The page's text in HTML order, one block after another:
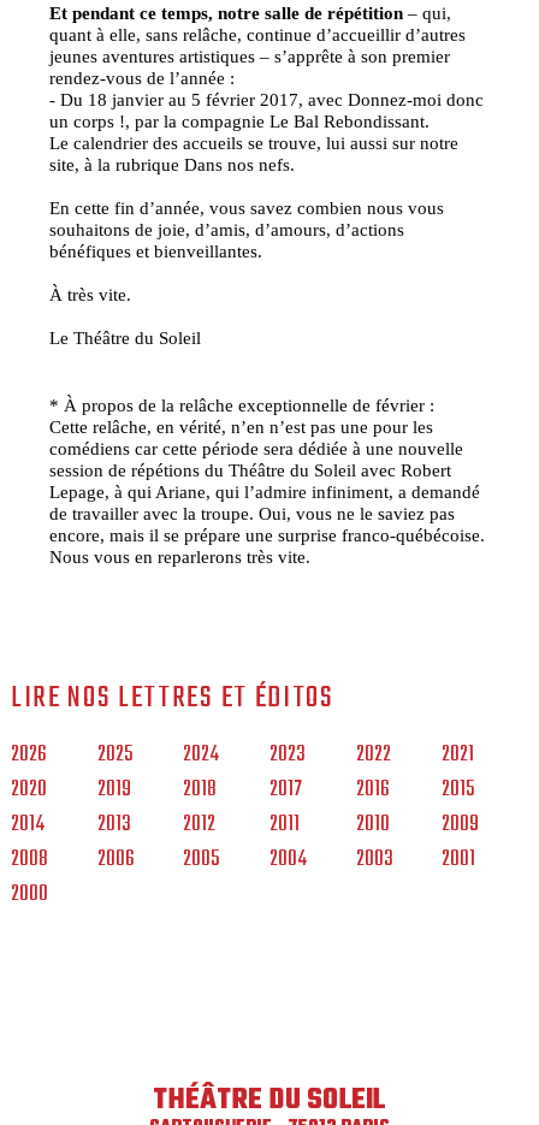
Et pendant ce temps, notre salle de répétition – qui,
quant à elle, sans relâche, continue d’accueillir d’autres
jeunes aventures artistiques – s’apprête à son premier
rendez-vous de l’année :
- Du 18 janvier au 5 février 2017, avec Donnez-moi donc
un corps !, par la compagnie Le Bal Rebondissant.
Le calendrier des accueils se trouve, lui aussi sur notre
site, à la rubrique Dans nos nefs.
En cette fin d’année, vous savez combien nous vous
souhaitons de joie, d’amis, d’amours, d’actions
bénéfiques et bienveillantes.
À très vite.
Le Théâtre du Soleil
* À propos de la relâche exceptionnelle de février :
Cette relâche, en vérité, n’en n’est pas une pour les
comédiens car cette période sera dédiée à une nouvelle
session de répétions du Théâtre du Soleil avec Robert
Lepage, à qui Ariane, qui l’admire infiniment, a demandé
de travailler avec la troupe. Oui, vous ne le saviez pas
encore, mais il se prépare une surprise franco-québécoise.
Nous vous en reparlerons très vite.
LIRE NOS LETTRES ET ÉDITOS
2026 2025 2024 2023 2022
2021
2020
2019 2018 2017 2016
2015
2014
2013 2012 2011 2010
2009
2008
2006 2005 2004 2003
2001
2000
THÉÂTRE DU SOLEIL